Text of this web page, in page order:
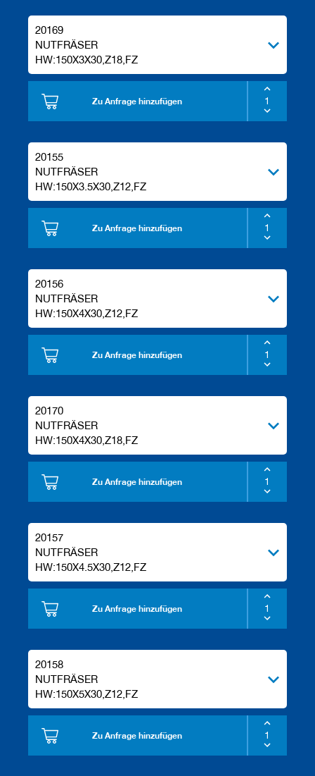
20169
NUTFRÄSER
HW:150X3X30,Z18,FZ
Zu Anfrage hinzufügen
20155
NUTFRÄSER
HW:150X3.5X30,Z12,FZ
Zu Anfrage hinzufügen
20156
NUTFRÄSER
HW:150X4X30,Z12,FZ
Zu Anfrage hinzufügen
20170
NUTFRÄSER
HW:150X4X30,Z18,FZ
Zu Anfrage hinzufügen
20157
NUTFRÄSER
HW:150X4.5X30,Z12,FZ
Zu Anfrage hinzufügen
20158
NUTFRÄSER
HW:150X5X30,Z12,FZ
Zu Anfrage hinzufügen